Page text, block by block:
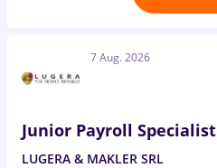
7 Aug. 2026
Junior Payroll Specialist
LUGERA & MAKLER SRL